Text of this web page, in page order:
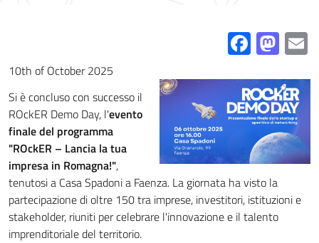
10th of October 2025
Si è concluso con successo il
ROckER Demo Day, l'evento
finale del programma
"ROckER – Lancia la tua
impresa in Romagna!",
tenutosi a Casa Spadoni a Faenza. La giornata ha visto la
partecipazione di oltre 150 tra imprese, investitori, istituzioni e
stakeholder, riuniti per celebrare l'innovazione e il talento
imprenditoriale del territorio.